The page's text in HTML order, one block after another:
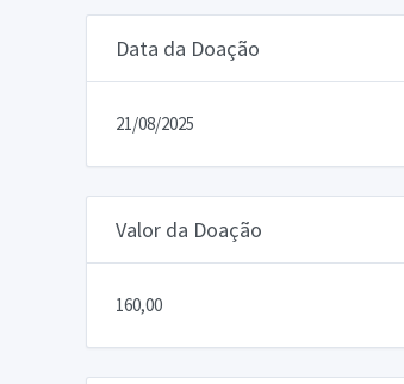
Data da Doação
21/08/2025
Valor da Doação
160,00